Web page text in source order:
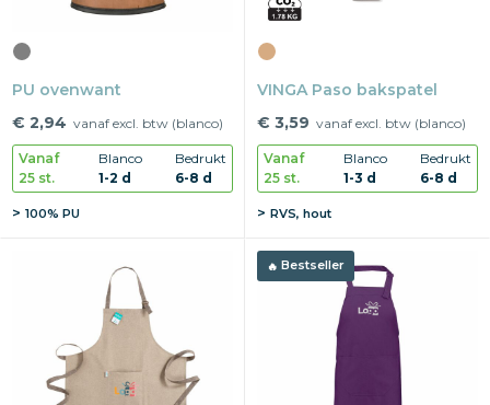
PU ovenwant
€ 2,94 vanaf excl. btw (blanco)
Vanaf
25 st.
Blanco
1-2 d
Bedrukt
6-8 d
100% PU
VINGA Paso bakspatel
€ 3,59 vanaf excl. btw (blanco)
Vanaf
25 st.
Blanco
1-3 d
Bedrukt
6-8 d
RVS, hout
Bestseller